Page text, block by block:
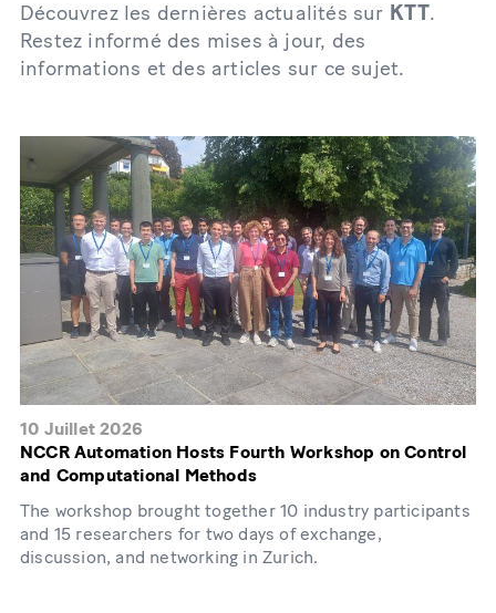
Découvrez les dernières actualités sur KTT.
Restez informé des mises à jour, des
informations et des articles sur ce sujet.
10 Juillet 2026
NCCR Automation Hosts Fourth Workshop on Control
and Computational Methods
The workshop brought together 10 industry participants
and 15 researchers for two days of exchange,
discussion, and networking in Zurich.